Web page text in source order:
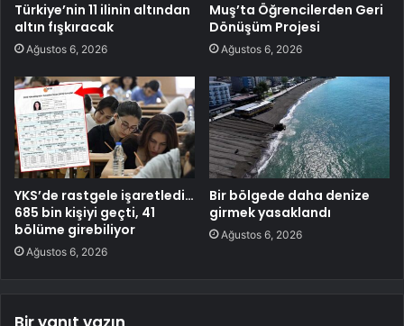
Türkiye’nin 11 ilinin altından
altın fışkıracak
Ağustos 6, 2026
Muş’ta Öğrencilerden Geri
Dönüşüm Projesi
Ağustos 6, 2026
YKS’de rastgele işaretledi…
685 bin kişiyi geçti, 41
bölüme girebiliyor
Ağustos 6, 2026
Bir bölgede daha denize
girmek yasaklandı
Ağustos 6, 2026